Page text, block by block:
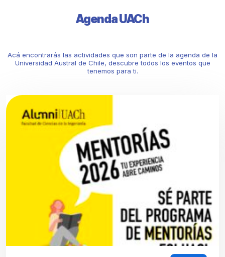
Agenda UACh
Acá encontrarás las actividades que son parte de la agenda de la
Universidad Austral de Chile, descubre todos los eventos que
tenemos para ti.